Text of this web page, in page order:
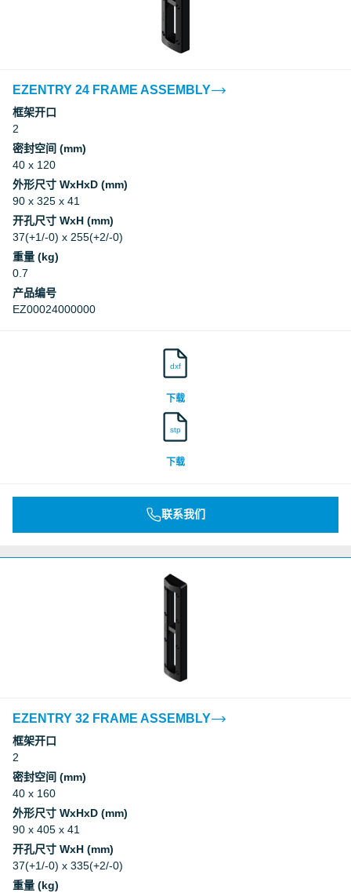
EZENTRY 24 FRAME ASSEMBLY
框架开口
2
密封空间 (mm)
40 x 120
外形尺寸 WxHxD (mm)
90 x 325 x 41
开孔尺寸 WxH (mm)
37(+1/-0) x 255(+2/-0)
重量 (kg)
0.7
产品编号
EZ00024000000
dxf
下载
stp
下载
联系我们
EZENTRY 32 FRAME ASSEMBLY
框架开口
2
密封空间 (mm)
40 x 160
外形尺寸 WxHxD (mm)
90 x 405 x 41
开孔尺寸 WxH (mm)
37(+1/-0) x 335(+2/-0)
重量 (kg)